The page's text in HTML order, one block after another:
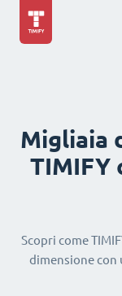
Migliaia
TIMIFY
Scopri come
dimensione con